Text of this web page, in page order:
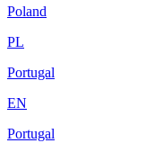
Poland
PL
Portugal
EN
Portugal